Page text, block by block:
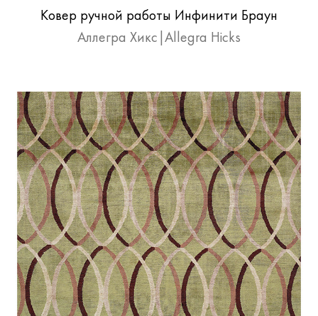
Ковер ручной работы Инфинити Браун
Силк|Infinity Brown Silk
Аллегра Хикс|Allegra Hicks